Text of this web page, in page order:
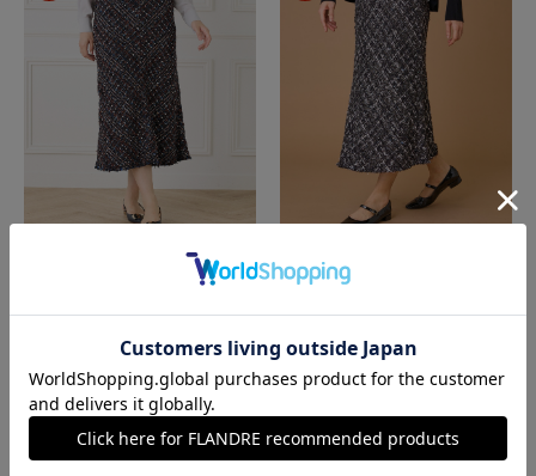
《大きいサイズ》ツイードスカート《TOU
INED L
《大きいサイズ》ツイードスカート《TOU
OFF